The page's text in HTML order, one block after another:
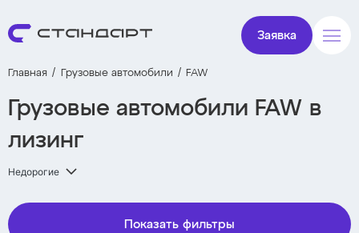
Заявка
Главная Грузовые автомобили FAW
Грузовые автомобили FAW в
лизинг
Недорогие
Показать фильтры